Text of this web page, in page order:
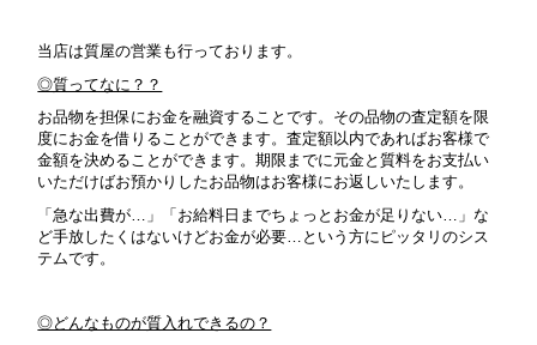
当店は質屋の営業も行っております。
◎質ってなに？？
お品物を担保にお金を融資することです。その品物の査定額を限
度にお金を借りることができます。査定額以内であればお客様で
金額を決めることができます。期限までに元金と質料をお支払い
いただけばお預かりしたお品物はお客様にお返しいたします。
「急な出費が…」「お給料日までちょっとお金が足りない…」な
ど手放したくはないけどお金が必要…という方にピッタリのシス
テムです。
◎どんなものが質入れできるの？